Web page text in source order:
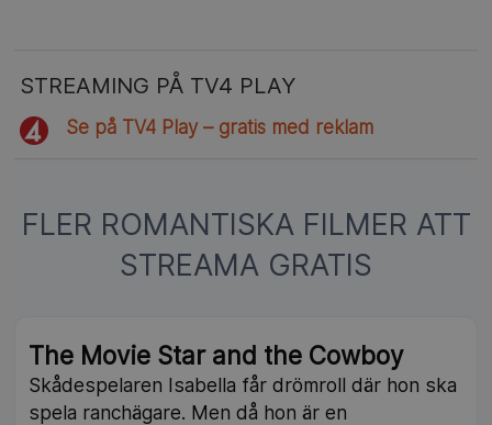
STREAMING PÅ TV4 PLAY
Se på TV4 Play – gratis med reklam
FLER ROMANTISKA FILMER ATT
STREAMA GRATIS
The Movie Star and the Cowboy
Skådespelaren Isabella får drömroll där hon ska
spela ranchägare. Men då hon är en